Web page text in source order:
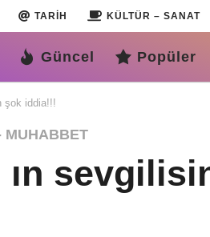
TARIH KÜLTÜR – SANAT
Güncel Popüler
şok iddia!!!
MUHABBET